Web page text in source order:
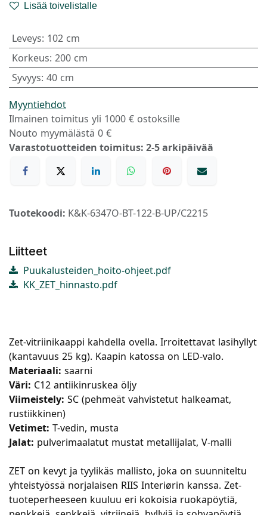
Lisää toivelistalle
Leveys: 102 cm
Korkeus: 200 cm
Syvyys: 40 cm
Myyntiehdot
Ilmainen toimitus yli 1000 € ostoksille
Nouto myymälästä 0 €
Varastotuotteiden toimitus: 2-5 arkipäivää
Tuotekoodi: K&K-6347O-BT-122-B-UP/C2215
Liitteet
Puukalusteiden_hoito-ohjeet.pdf
KK_ZET_hinnasto.pdf
Zet-vitriinikaappi kahdella ovella. Irroitettavat lasihyllyt
(kantavuus 25 kg). Kaapin katossa on LED-valo.
Materiaali: saarni
Väri: C12 antiikinruskea öljy
Viimeistely: SC (pehmeät vahvistetut halkeamat,
rustiikkinen)
Vetimet: T-vedin, musta
Jalat: pulverimaalatut mustat metallijalat, V-malli
ZET on kevyt ja tyylikäs mallisto, joka on suunniteltu
yhteistyössä norjalaisen RIIS Interiørin kanssa. Zet-
tuoteperheeseen kuuluu eri kokoisia ruokapöytiä,